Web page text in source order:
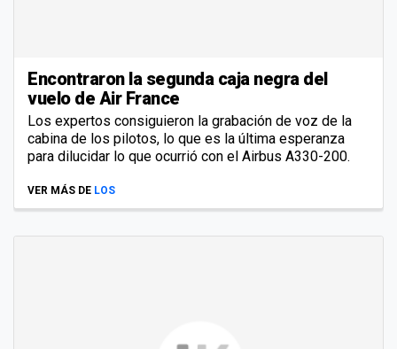
Encontraron la segunda caja negra del
vuelo de Air France
Los expertos consiguieron la grabación de voz de la
cabina de los pilotos, lo que es la última esperanza
para dilucidar lo que ocurrió con el Airbus A330-200.
VER MÁS DE LOS